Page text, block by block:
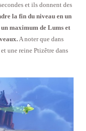
et ils donnent des
la fin du niveau en un
un maximum de Lums et
A noter que dans
une reine Ptizêtre dans